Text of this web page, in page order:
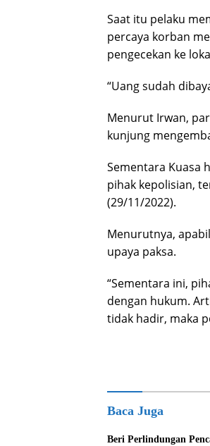
Saat itu pelaku
percaya korban
pengecekan ke
“Uang sudah
Menurut Irwan,
kunjung
Sementara Kuasa
pihak kepolisian,
(29/11/2022).
Menurutnya,
upaya paksa.
“Sementara ini,
dengan hukum.
tidak hadir, maka
Baca Juga
Beri Perlindungan